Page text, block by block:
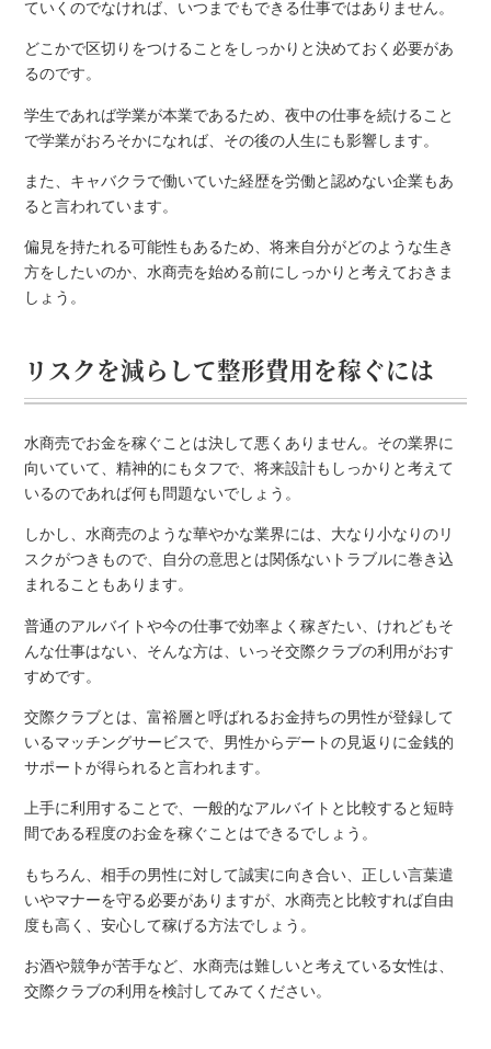
ていくのでなければ、いつまでもできる仕事ではありません。
どこかで区切りをつけることをしっかりと決めておく必要があ
るのです。
学生であれば学業が本業であるため、夜中の仕事を続けること
で学業がおろそかになれば、その後の人生にも影響します。
また、キャバクラで働いていた経歴を労働と認めない企業もあ
ると言われています。
偏見を持たれる可能性もあるため、将来自分がどのような生き
方をしたいのか、水商売を始める前にしっかりと考えておきま
しょう。
リスクを減らして整形費用を稼ぐには
水商売でお金を稼ぐことは決して悪くありません。その業界に
向いていて、精神的にもタフで、将来設計もしっかりと考えて
いるのであれば何も問題ないでしょう。
しかし、水商売のような華やかな業界には、大なり小なりのリ
スクがつきもので、自分の意思とは関係ないトラブルに巻き込
まれることもあります。
普通のアルバイトや今の仕事で効率よく稼ぎたい、けれどもそ
んな仕事はない、そんな方は、いっそ交際クラブの利用がおす
すめです。
交際クラブとは、富裕層と呼ばれるお金持ちの男性が登録して
いるマッチングサービスで、男性からデートの見返りに金銭的
サポートが得られると言われます。
上手に利用することで、一般的なアルバイトと比較すると短時
間である程度のお金を稼ぐことはできるでしょう。
もちろん、相手の男性に対して誠実に向き合い、正しい言葉遣
いやマナーを守る必要がありますが、水商売と比較すれば自由
度も高く、安心して稼げる方法でしょう。
お酒や競争が苦手など、水商売は難しいと考えている女性は、
交際クラブの利用を検討してみてください。